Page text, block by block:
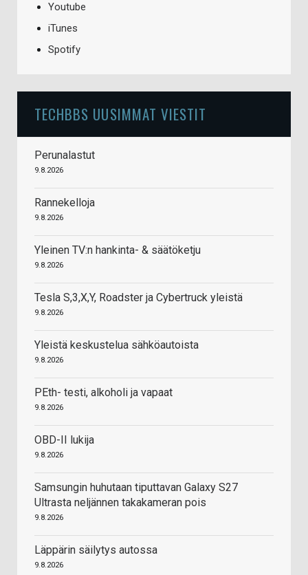
Youtube
iTunes
Spotify
TECHBBS UUSIMMAT VIESTIT
Perunalastut
9.8.2026
Rannekelloja
9.8.2026
Yleinen TV:n hankinta- & säätöketju
9.8.2026
Tesla S,3,X,Y, Roadster ja Cybertruck yleistä
9.8.2026
Yleistä keskustelua sähköautoista
9.8.2026
PEth- testi, alkoholi ja vapaat
9.8.2026
OBD-II lukija
9.8.2026
Samsungin huhutaan tiputtavan Galaxy S27
Ultrasta neljännen takakameran pois
9.8.2026
Läppärin säilytys autossa
9.8.2026